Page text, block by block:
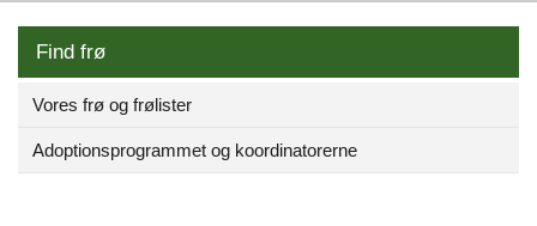
Find frø
Vores frø og frølister
Adoptionsprogrammet og koordinatorerne